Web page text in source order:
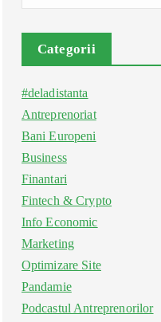
Categorii
#deladistanta
Antreprenoriat
Bani Europeni
Business
Finantari
Fintech & Crypto
Info Economic
Marketing
Optimizare Site
Pandamie
Podcastul Antreprenorilor